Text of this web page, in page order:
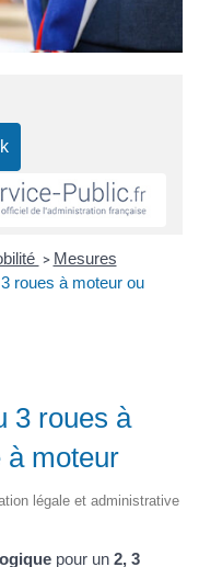
> Mesures
roues à moteur ou
3 roues à
à moteur
légale et administrative
pour un 2, 3